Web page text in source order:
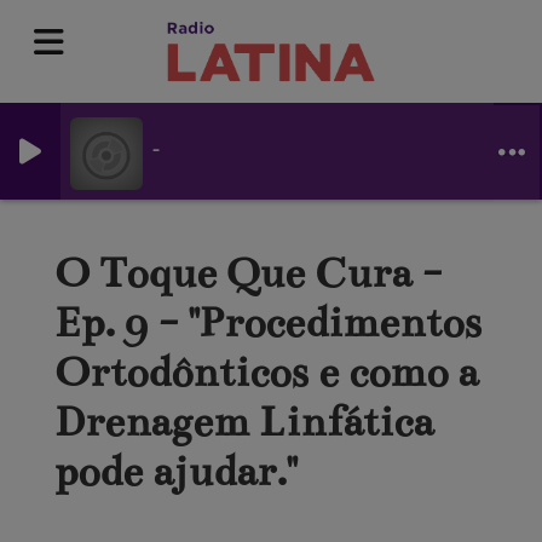
-
O Toque Que Cura -
Ep. 9 - "Procedimentos
Ortodônticos e como a
Drenagem Linfática
pode ajudar."